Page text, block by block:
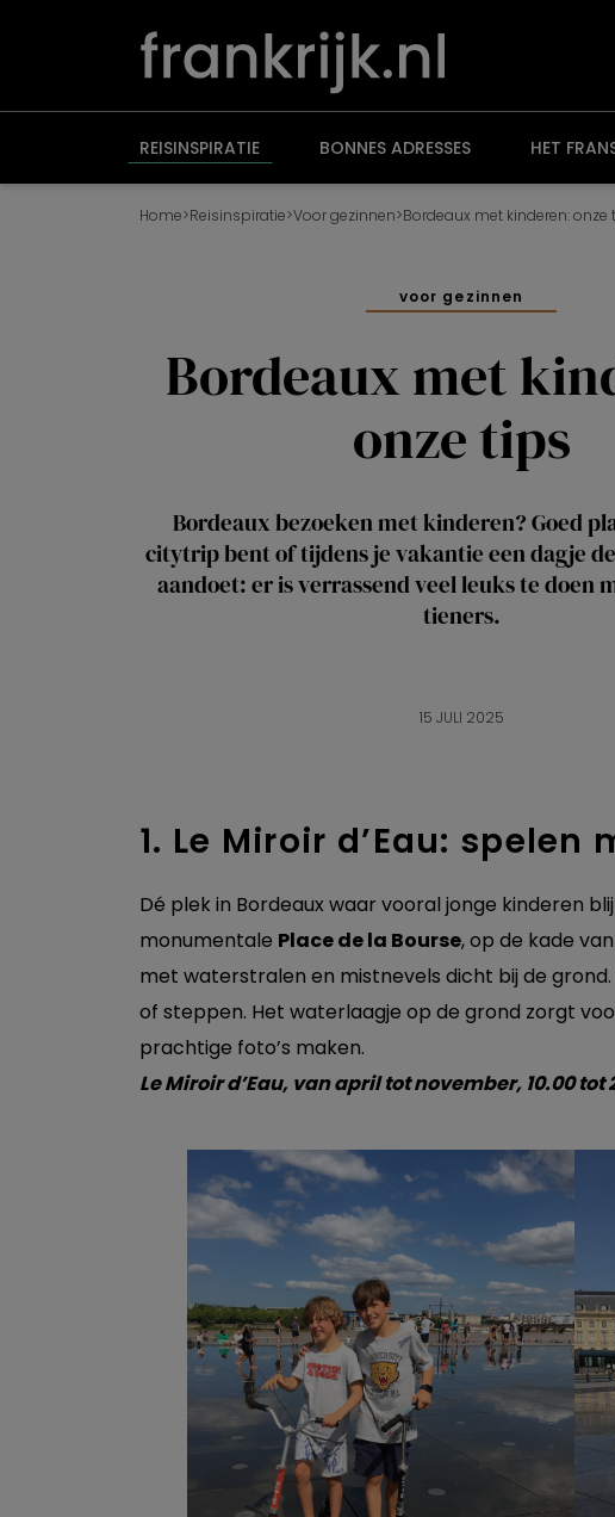
REISINSPIRATIE BONNES ADRESSES HET
Home>Reisinspiratie>Voor gezinnen>Bordeaux met kinderen: onze
voor gezinnen
Bordeaux met
onze tips
Bordeaux bezoeken met kinderen? Goed
citytrip bent of tijdens je vakantie een dagje
aandoet: er is verrassend veel leuks te doen
tieners.
15 JULI 2025
1. Le Miroir d’Eau: spelen
Dé plek in Bordeaux waar vooral jonge kinderen
monumentale Place de la Bourse, op de kade
met waterstralen en mistnevels dicht bij de
of steppen. Het waterlaagje op de grond zorgt
prachtige foto’s maken.
Le Miroir d’Eau, van april tot november, 10.00 tot